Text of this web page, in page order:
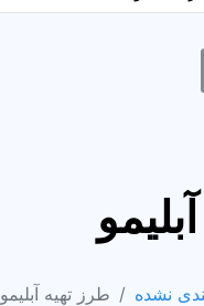
نشده طرز تهیه آبلیمو